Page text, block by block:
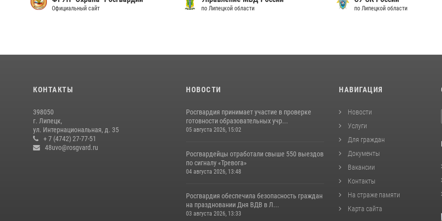
Официальный сайт по Липецкой области по Липецкой области
КОНТАКТЫ
398050
г. Липецк,
ул. Интернациональная, д. 35
+ 7 (4742) 27-77-51
48uvo@rosgvard.ru
НОВОСТИ
Росгвардия принимает участие в проверке
готовности образовательных учр...
05 августа 2026, 15:02
Росгвардейцы отработали свыше 550 выездов
по сигналу «Тревога»
04 августа 2026, 13:48
Росгвардия обеспечила безопасность граждан
на праздновании Дня ВДВ в Л...
03 августа 2026, 13:33
НАВИГАЦИЯ
Новости
Услуги
Для граждан
Документы
Вакансии
Контакты
На страже памяти
Карта сайта